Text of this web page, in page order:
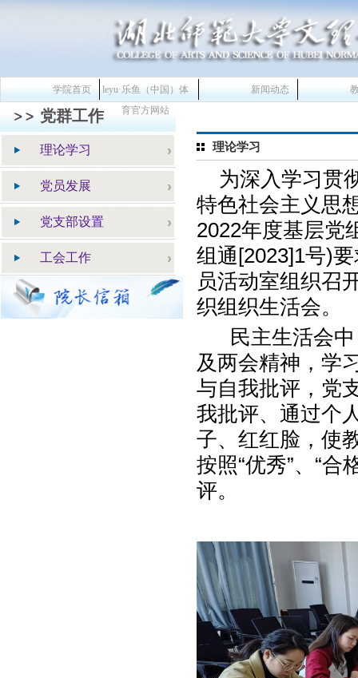
学院首页
leyu·乐鱼（中国）体
育官方网站
新闻动态
党群工作
理论学习
党员发展
党支部设置
工会工作
理论学习
为深入学习贯
特色社会主义思
2022年度基层党
组通[2023]1号)
员活动室组织召
织组织生活会。
民主生活会
及两会精神，学
与自我批评，党
我批评、通过个
子、红红脸，使
按照“优秀”、“合
评。